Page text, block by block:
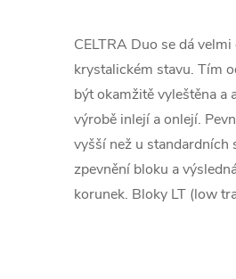
CELTRA Duo se dá
krystalickém stavu. Tím
být okamžitě vyleštěna a
výrobě inlejí a onlejí.
vyšší než u standardních
zpevnění bloku a
korunek. Bloky LT (low